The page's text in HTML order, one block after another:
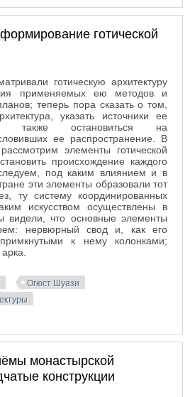
готической
готическую архитектуру
применяемых ею методов и
теперь пора сказать о том,
указать источники ее
также остановиться на
ее распространение. В
элементы готической
происхождение каждого
под каким влиянием и в
эти элементы образовали тот
ту систему координированных
искусством осуществлены в
что основные элементы
нервюрный свод и, как его
к нему колонками;
Огюст Шуази
монастырской
конструкции